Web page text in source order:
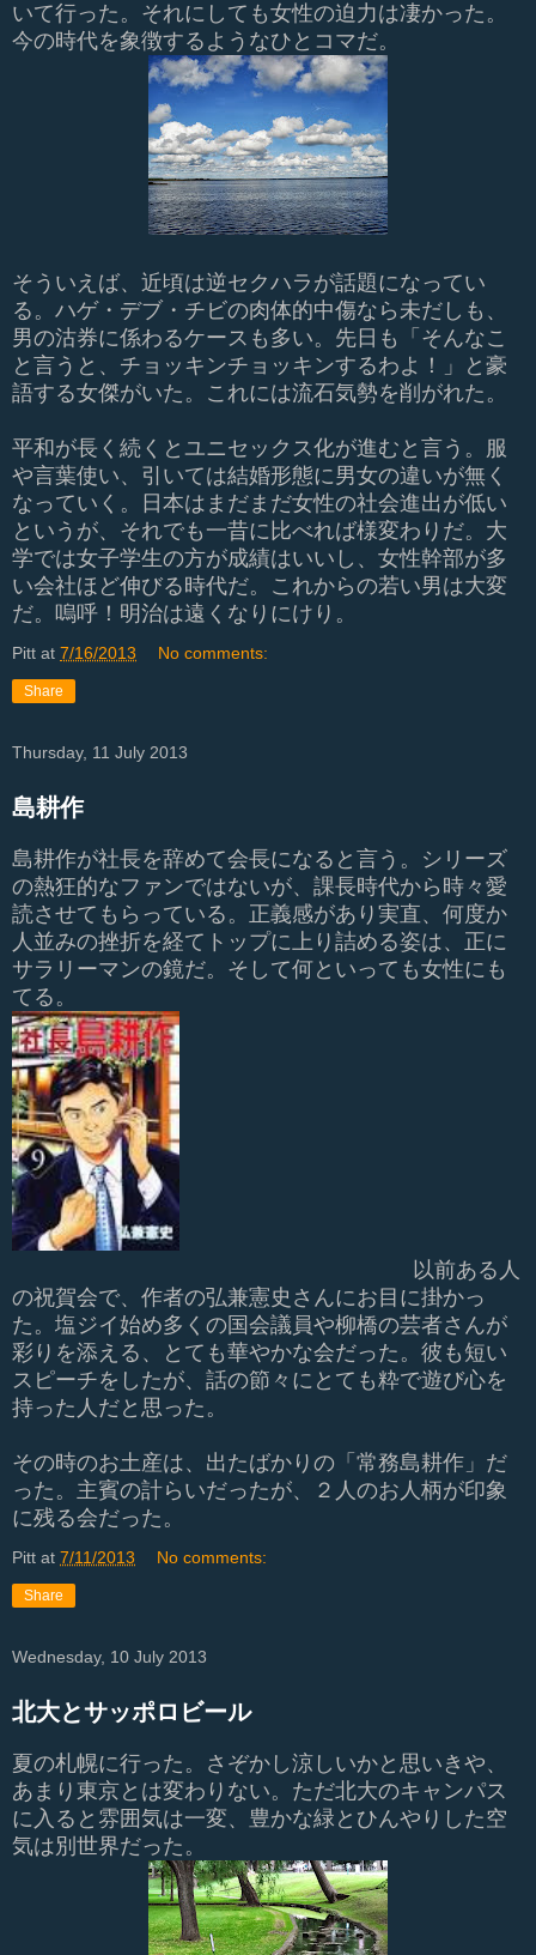
いて行った。それにしても女性の迫力は凄かった。
今の時代を象徴するようなひとコマだ。
そういえば、近頃は逆セクハラが話題になってい
る。ハゲ・デブ・チビの肉体的中傷なら未だしも、
男の沽券に係わるケースも多い。先日も「そんなこ
と言うと、チョッキンチョッキンするわよ！」と豪
語する女傑がいた。これには流石気勢を削がれた。
平和が長く続くとユニセックス化が進むと言う。服
や言葉使い、引いては結婚形態に男女の違いが無く
なっていく。日本はまだまだ女性の社会進出が低い
というが、それでも一昔に比べれば様変わりだ。大
学では女子学生の方が成績はいいし、女性幹部が多
い会社ほど伸びる時代だ。これからの若い男は大変
だ。嗚呼！明治は遠くなりにけり。
Pitt at 7/16/2013 No comments:
Share
Thursday, 11 July 2013
島耕作
島耕作が社長を辞めて会長になると言う。シリーズ
の熱狂的なファンではないが、課長時代から時々愛
読させてもらっている。正義感があり実直、何度か
人並みの挫折を経てトップに上り詰める姿は、正に
サラリーマンの鏡だ。そして何といっても女性にも
てる。
以前ある人
の祝賀会で、作者の弘兼憲史さんにお目に掛かっ
た。塩ジイ始め多くの国会議員や柳橋の芸者さんが
彩りを添える、とても華やかな会だった。彼も短い
スピーチをしたが、話の節々にとても粋で遊び心を
持った人だと思った。
その時のお土産は、出たばかりの「常務島耕作」だ
った。主賓の計らいだったが、２人のお人柄が印象
に残る会だった。
Pitt at 7/11/2013 No comments:
Share
Wednesday, 10 July 2013
北大とサッポロビール
夏の札幌に行った。さぞかし涼しいかと思いきや、
あまり東京とは変わりない。ただ北大のキャンパス
に入ると雰囲気は一変、豊かな緑とひんやりした空
気は別世界だった。